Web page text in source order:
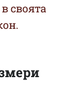
своята